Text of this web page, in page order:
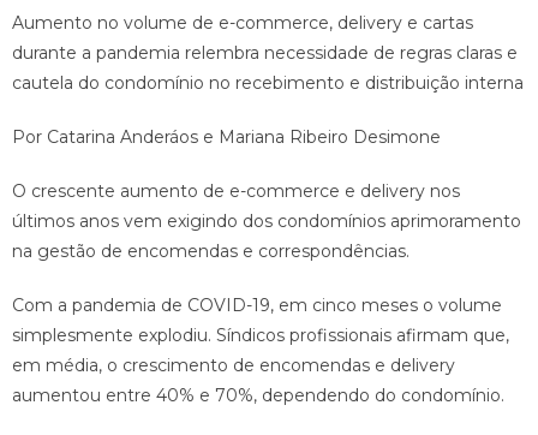
Aumento no volume de e-commerce, delivery e cartas
durante a pandemia relembra necessidade de regras claras e
cautela do condomínio no recebimento e distribuição interna
Por Catarina Anderáos e Mariana Ribeiro Desimone
O crescente aumento de e-commerce e delivery nos
últimos anos vem exigindo dos condomínios aprimoramento
na gestão de encomendas e correspondências.
Com a pandemia de COVID-19, em cinco meses o volume
simplesmente explodiu. Síndicos profissionais afirmam que,
em média, o crescimento de encomendas e delivery
aumentou entre 40% e 70%, dependendo do condomínio.